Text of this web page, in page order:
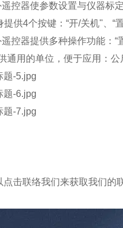
控器使参数设置与仪器标
提供4个按键：“开/关机"、“
控器提供多种操作功能：“
通用的单位，便于应用：公
点击联络我们来获取我们的